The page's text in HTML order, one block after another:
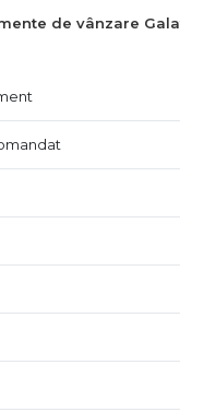
de vânzare Galati